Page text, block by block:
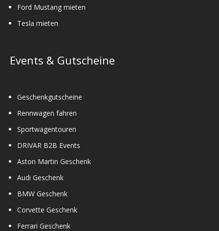
Ford Mustang mieten
Tesla mieten
Events & Gutscheine
Geschenkgutscheine
Rennwagen fahren
Sportwagentouren
DRIVAR B2B Events
Aston Martin Geschenk
Audi Geschenk
BMW Geschenk
Corvette Geschenk
Ferrari Geschenk